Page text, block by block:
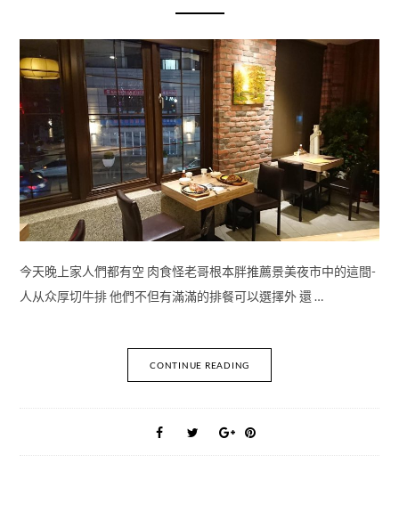
今天晚上家人們都有空 肉食怪老哥根本胖推薦景美夜市中的這間-
人从众厚切牛排 他們不但有滿滿的排餐可以選擇外 還 …
CONTINUE READING